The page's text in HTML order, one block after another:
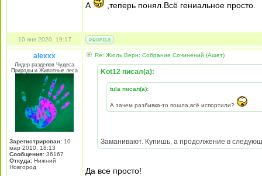
А ,теперь понял.Всё гениальное просто.
10 янв 2020, 19:17
alexxx
Лидер разделов Чудеса
Природы и Животные леса
Зарегистрирован: 10
мар 2010, 18:13
Сообщения: 36167
Откуда: Нижний
Новгород
Re: Жюль Верн: Собрание Сочинений (Ашет)
Kot12 писал(а):
tula писал(а):
А зачем разбивка-то пошла,всё испортили?
Заманивают. Купишь, а продолжение в
Да все просто!